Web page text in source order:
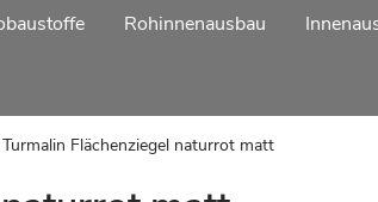
Rohinnenausbau
Turmalin Flächenziegel naturrot matt